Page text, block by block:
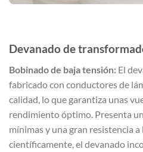
Devanado de
Bobinado de baja tensión: El
fabricado con conductores de
calidad, lo que garantiza unas
rendimiento óptimo. Presenta
mínimas y una gran resistencia
científicamente, el devanado